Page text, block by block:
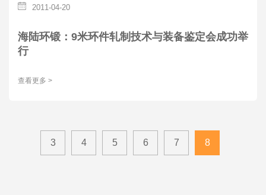
2011-04-20
海陆环锻：9米环件轧制技术与装备鉴定会成功举
行
查看更多 >
3 4 5 6 7 8